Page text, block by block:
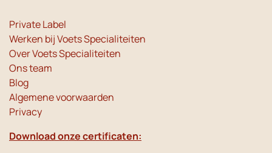
Private Label
Werken bij Voets Specialiteiten
Over Voets Specialiteiten
Ons team
Blog
Algemene voorwaarden
Privacy
Download onze certificaten: